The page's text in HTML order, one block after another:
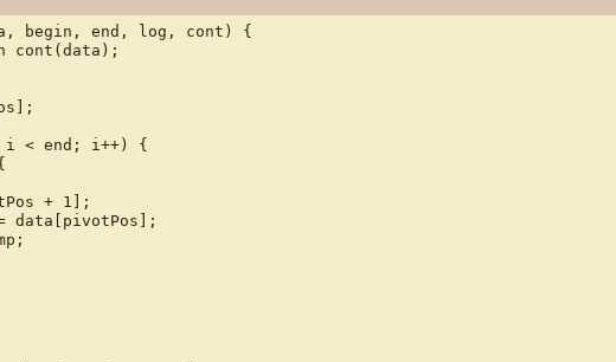
begin, end, log, cont) {
cont(data);
< end; i++) {
+ 1];
data[pivotPos];